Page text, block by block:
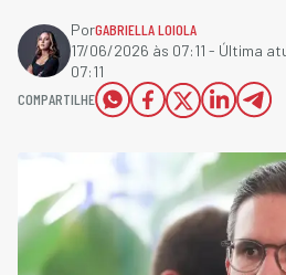
PorGABRIELLA LOIOLA
17/06/2026 às 07:11 - Última
07:11
COMPARTILHE